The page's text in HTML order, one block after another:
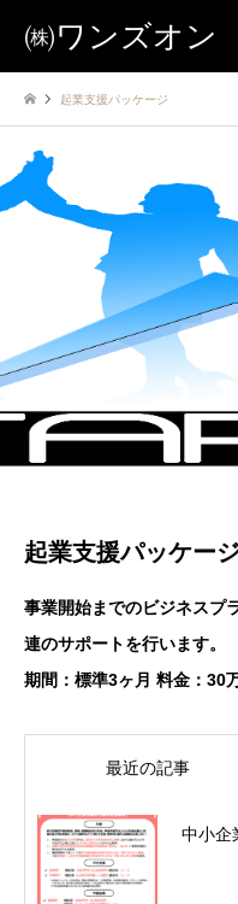
㈱ワンズオン
起業支援パッケージ
起業支援パッケー
事業開始までのビジネスプ
連のサポートを行います。
期間：標準3ヶ月 料金：30
最近の記事
中小企